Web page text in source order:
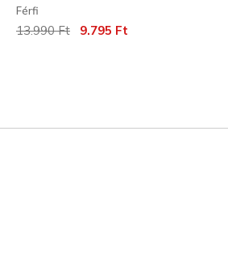
Férfi
Az ár a következőhöz képest csökkent:
13.990 Ft címzett:
9.795 Ft